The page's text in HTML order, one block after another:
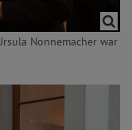
Nonnemacher war